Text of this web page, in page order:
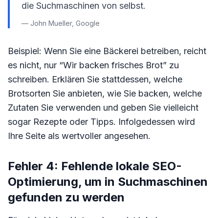
die Suchmaschinen von selbst.
— John Mueller, Google
Beispiel: Wenn Sie eine Bäckerei betreiben, reicht
es nicht, nur “Wir backen frisches Brot” zu
schreiben. Erklären Sie stattdessen, welche
Brotsorten Sie anbieten, wie Sie backen, welche
Zutaten Sie verwenden und geben Sie vielleicht
sogar Rezepte oder Tipps. Infolgedessen wird
Ihre Seite als wertvoller angesehen.
Fehler 4: Fehlende lokale SEO-
Optimierung, um in Suchmaschinen
gefunden zu werden